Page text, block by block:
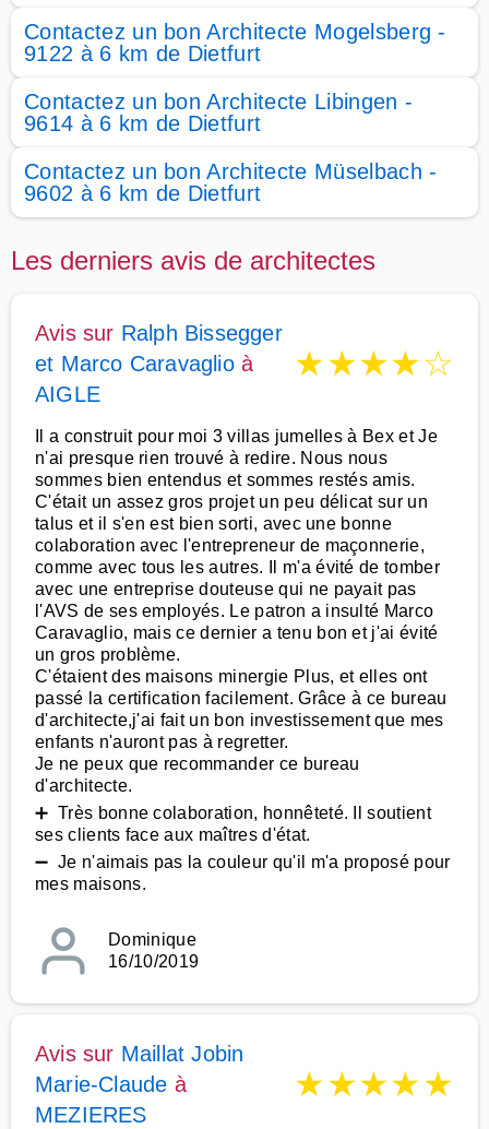
Contactez un bon Architecte Mogelsberg -
9122 à 6 km de Dietfurt
Contactez un bon Architecte Libingen -
9614 à 6 km de Dietfurt
Contactez un bon Architecte Müselbach -
9602 à 6 km de Dietfurt
Les derniers avis de architectes
Avis sur Ralph Bissegger
et Marco Caravaglioà
AIGLE
★★★★☆
Il a construit pour moi 3 villas jumelles à Bex et Je
n'ai presque rien trouvé à redire. Nous nous
sommes bien entendus et sommes restés amis.
C'était un assez gros projet un peu délicat sur un
talus et il s'en est bien sorti, avec une bonne
colaboration avec l'entrepreneur de maçonnerie,
comme avec tous les autres. Il m'a évité de tomber
avec une entreprise douteuse qui ne payait pas
l'AVS de ses employés. Le patron a insulté Marco
Caravaglio, mais ce dernier a tenu bon et j'ai évité
un gros problème.
C'étaient des maisons minergie Plus, et elles ont
passé la certification facilement. Grâce à ce bureau
d'architecte,j'ai fait un bon investissement que mes
enfants n'auront pas à regretter.
Je ne peux que recommander ce bureau
d'architecte.
➕ Très bonne colaboration, honnêteté. Il soutient
ses clients face aux maîtres d'état.
➖ Je n'aimais pas la couleur qu'il m'a proposé pour
mes maisons.
Dominique
16/10/2019
Avis sur Maillat Jobin
Marie-Claude à
MEZIERES
★★★★★